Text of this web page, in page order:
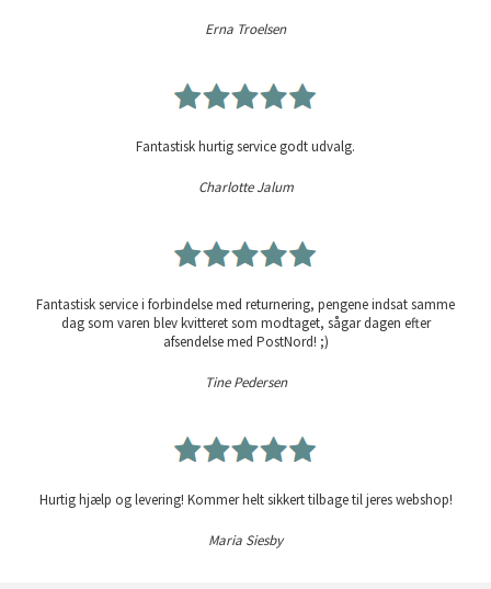
Erna Troelsen
Fantastisk hurtig service godt udvalg.
Charlotte Jalum
Fantastisk service i forbindelse med returnering, pengene indsat samme
dag som varen blev kvitteret som modtaget, sågar dagen efter
afsendelse med PostNord! ;)
Tine Pedersen
Hurtig hjælp og levering! Kommer helt sikkert tilbage til jeres webshop!
Maria Siesby